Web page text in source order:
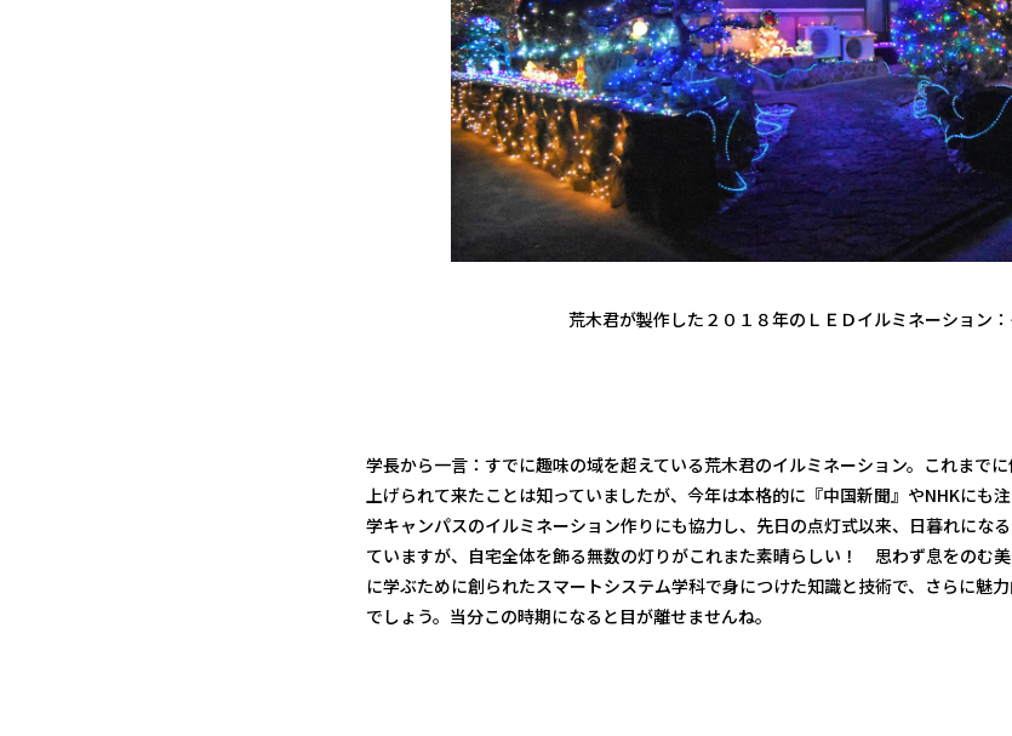
荒木君が製作した２０１８年のＬＥＤイルミネーション：
学長から一言：すでに趣味の域を超えている荒木君のイルミネーション。これまで
上げられて来たことは知っていましたが、今年は本格的に『中国新聞』やNHKにも
学キャンパスのイルミネーション作りにも協力し、先日の点灯式以来、日暮れにな
ていますが、自宅全体を飾る無数の灯りがこれまた素晴らしい！ 思わず息をのむ
に学ぶために創られたスマートシステム学科で身につけた知識と技術で、さらに魅
でしょう。当分この時期になると目が離せませんね。